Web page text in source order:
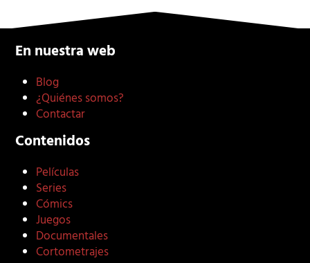
En nuestra web
Blog
¿Quiénes somos?
Contactar
Contenidos
Películas
Series
Cómics
Juegos
Documentales
Cortometrajes